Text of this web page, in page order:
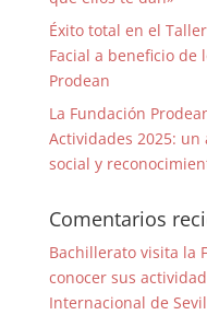
Éxito total en el
Facial a beneficio de
Prodean
La Fundación
Actividades 2025:
social y
Comentarios
Bachillerato visita la
conocer sus
Internacional de